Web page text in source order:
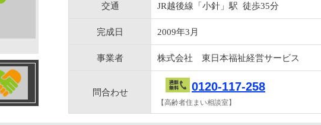
交通 JR越後線「小針」駅 徒歩35分
完成日 2009年3月
事業者 株式会社 東日本福祉経営サービス
問合わせ 0120-117-258
【高齢者住まい相談室】